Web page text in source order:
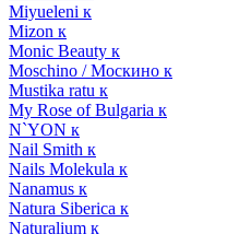
Miyueleni к
Mizon к
Monic Beauty к
Moschino / Москино к
Mustika ratu к
My Rose of Bulgaria к
N`YON к
Nail Smith к
Nails Molekula к
Nanamus к
Natura Siberica к
Naturalium к